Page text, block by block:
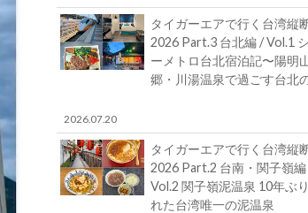
タイガーエアで行く台湾縦
2026 Part.3 台北編 / Vol.1
ーメトロ台北宿泊記〜陽明
郷・川湯温泉で過ごす台北
2026.07.20
タイガーエアで行く台湾縦
2026 Part.2 台南・関子嶺
Vol.2 関子嶺泥温泉 10年ぶ
れた台湾唯一の泥温泉